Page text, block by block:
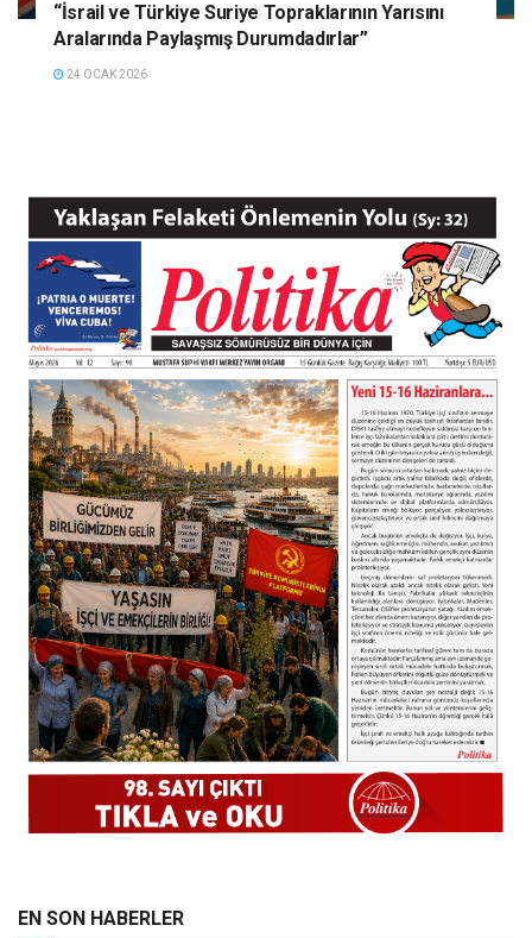
“İsrail ve Türkiye Suriye Topraklarının Yarısını
Aralarında Paylaşmış Durumdadırlar”
24 OCAK 2026
EN SON HABERLER